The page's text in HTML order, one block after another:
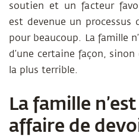
soutien et un facteur
est devenue un processus
pour beaucoup. La famille
d’une certaine façon,
la plus terrible.
La famille
affaire de